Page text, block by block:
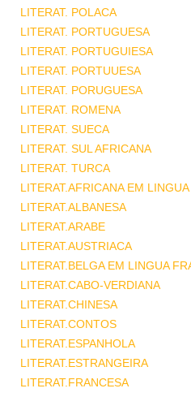
LITERAT. POLACA
LITERAT. PORTUGUESA
LITERAT. PORTUGUIESA
LITERAT. PORTUUESA
LITERAT. PORUGUESA
LITERAT. ROMENA
LITERAT. SUECA
LITERAT. SUL AFRICANA
LITERAT. TURCA
LITERAT.AFRICANA EM
LITERAT.ALBANESA
LITERAT.ARABE
LITERAT.AUSTRIACA
LITERAT.BELGA EM LINGUA
LITERAT.CABO-VERDIANA
LITERAT.CHINESA
LITERAT.CONTOS
LITERAT.ESPANHOLA
LITERAT.ESTRANGEIRA
LITERAT.FRANCESA